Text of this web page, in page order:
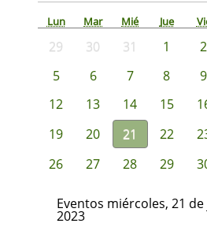
Lun Mar Mié Jue
29 30 31 1 2
5
6 7 8 9
12
13 14 15
19
20 21 22
26
27 28 29
Eventos miércoles, 21
2023